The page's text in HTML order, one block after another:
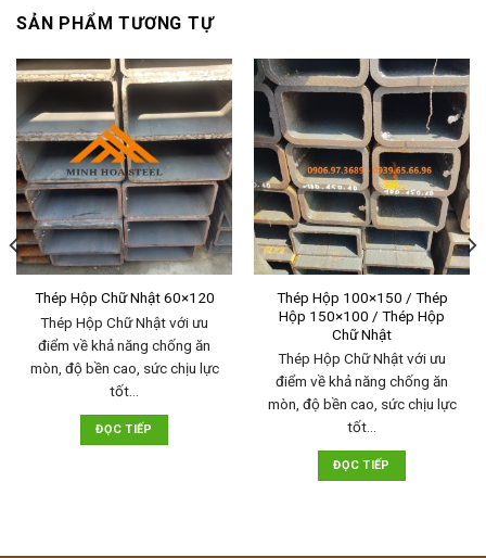
SẢN PHẨM TƯƠNG TỰ
Thép Hộp Chữ Nhật 60×120
Thép Hộp Chữ Nhật với ưu
điểm về khả năng chống ăn
mòn, độ bền cao, sức chịu lực
tốt…
ĐỌC TIẾP
Thép Hộp 100×150 / Thép
Hộp 150×100 / Thép Hộp
Chữ Nhật
Thép Hộp Chữ Nhật với ưu
điểm về khả năng chống ăn
mòn, độ bền cao, sức chịu lực
tốt…
ĐỌC TIẾP